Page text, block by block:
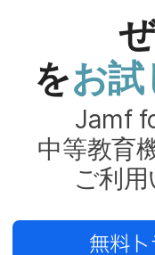
をお
Jamf
中等教育
ご利用
無料ト